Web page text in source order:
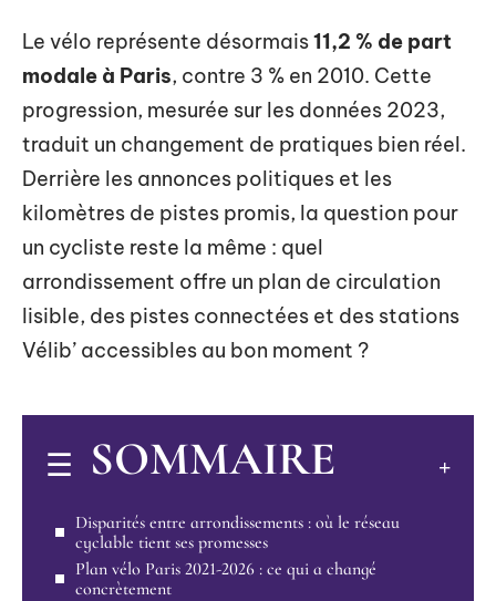
Le vélo représente désormais11,2 % de part
modale à Paris, contre 3 % en 2010. Cette
progression, mesurée sur les données 2023,
traduit un changement de pratiques bien réel.
Derrière les annonces politiques et les
kilomètres de pistes promis, la question pour
un cycliste reste la même : quel
arrondissement offre un plan de circulation
lisible, des pistes connectées et des stations
Vélib’ accessibles au bon moment ?
SOMMAIRE
Disparités entre arrondissements : où le réseau
cyclable tient ses promesses
Plan vélo Paris 2021-2026 : ce qui a changé
concrètement